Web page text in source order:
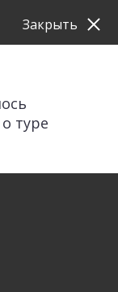
туре
Закрыть